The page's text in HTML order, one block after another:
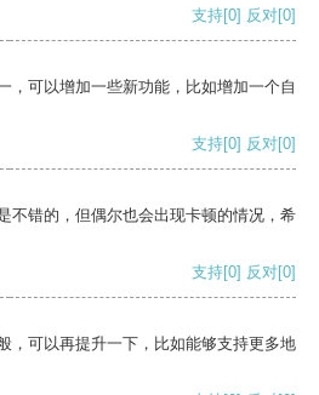
支持[0] 反对[0]
，可以增加一些新功能，比如增加一个自
支持[0] 反对[0]
不错的，但偶尔也会出现卡顿的情况，希
支持[0] 反对[0]
，可以再提升一下，比如能够支持更多地